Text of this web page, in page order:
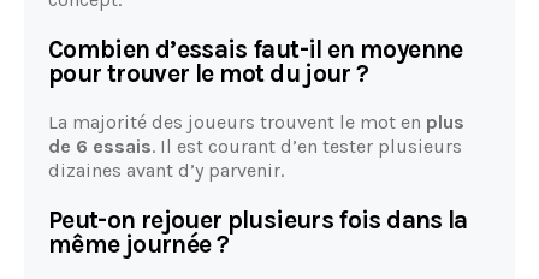
Combien d’essais faut-il en moyenne
pour trouver le mot du jour ?
La majorité des joueurs trouvent le mot en plus
de 6 essais. Il est courant d’en tester plusieurs
dizaines avant d’y parvenir.
Peut-on rejouer plusieurs fois dans la
même journée ?